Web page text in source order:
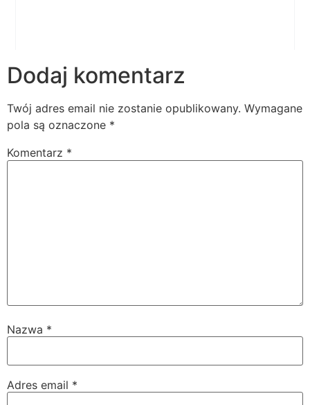
Dodaj komentarz
Twój adres email nie zostanie opublikowany. Wymagane
pola są oznaczone *
Komentarz *
Nazwa *
Adres email *